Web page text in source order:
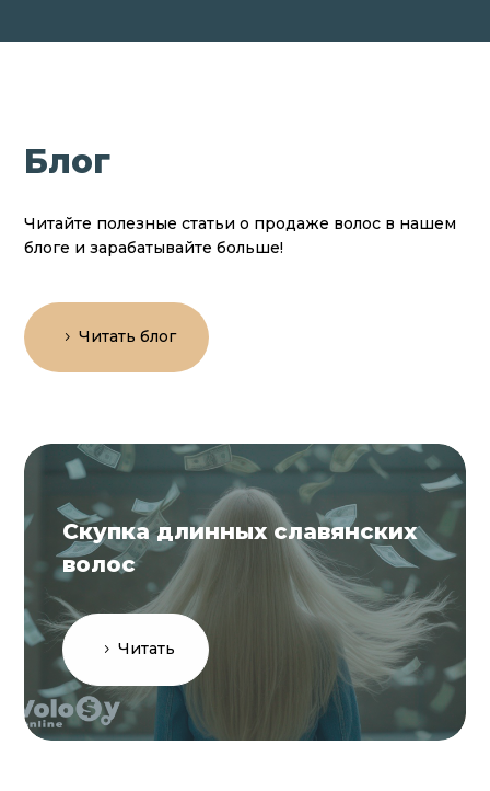
Блог
Читайте полезные статьи о продаже волос в нашем
блоге и зарабатывайте больше!
Читать блог
Скупка длинных славянских
волос
Читать